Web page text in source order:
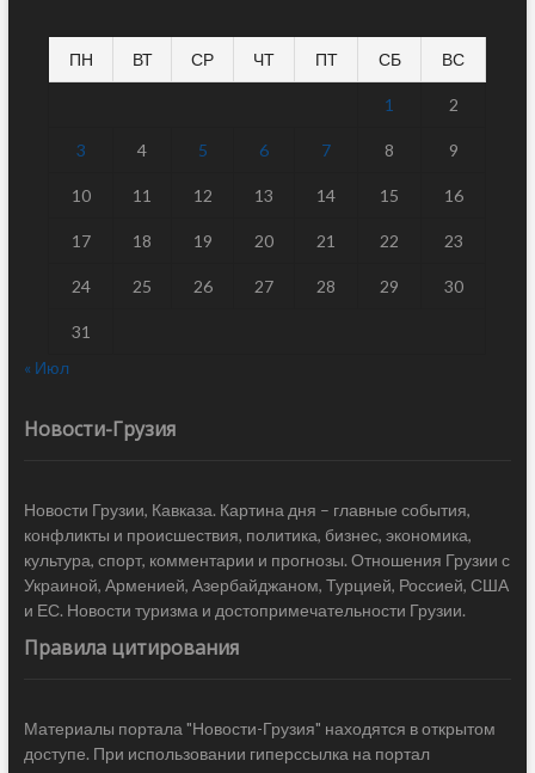
ПН ВТ СР ЧТ ПТ СБ ВС
1 2
3 4 5 6 7 8 9
10 11 12 13 14 15 16
17 18 19 20 21 22 23
24 25 26 27 28 29 30
31
« Июл
Новости-Грузия
Новости Грузии, Кавказа. Картина дня – главные события,
конфликты и происшествия, политика, бизнес, экономика,
культура, спорт, комментарии и прогнозы. Отношения Грузии с
Украиной, Арменией, Азербайджаном, Турцией, Россией, США
и ЕС. Новости туризма и достопримечательности Грузии.
Правила цитирования
Материалы портала "Новости-Грузия" находятся в открытом
доступе. При использовании гиперссылка на портал